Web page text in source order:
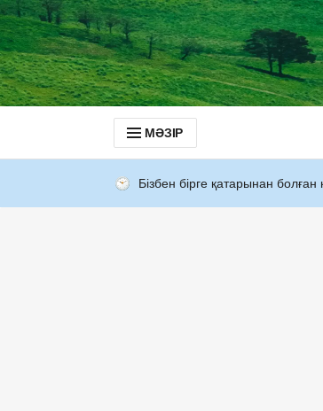
МӘЗІР
Бізбен бірге қатарынан болған